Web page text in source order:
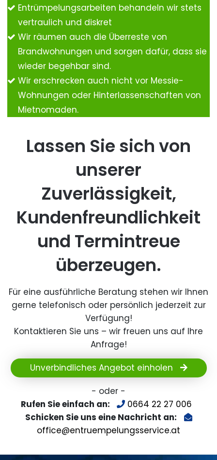
Entrümpelungsarbeiten behandeln wir stets
vertraulich und diskret
Wir räumen auch die Überreste von
Brandwohnungen und sorgen dafür, dass sie
wieder begehbar sind.
Wir erschrecken auch nicht vor Messie-
Wohnungen oder Hinterlassenschaften von
Mietnomaden.
Lassen Sie sich von
unserer
Zuverlässigkeit,
Kundenfreundlichkeit
und Termintreue
überzeugen.
Für eine ausführliche Beratung stehen wir Ihnen
gerne telefonisch oder persönlich jederzeit zur
Verfügung!
Kontaktieren Sie uns – wir freuen uns auf Ihre
Anfrage!
Unverbindliches Angebot einholen
- oder -
Rufen Sie einfach an:
0664 22 27 006
Schicken Sie uns eine Nachricht an:
office@entruempelungsservice.at